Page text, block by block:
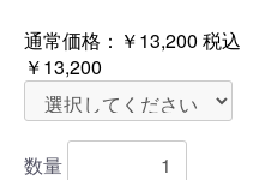
通常価格： ￥13,200 税込
￥13,200
数量